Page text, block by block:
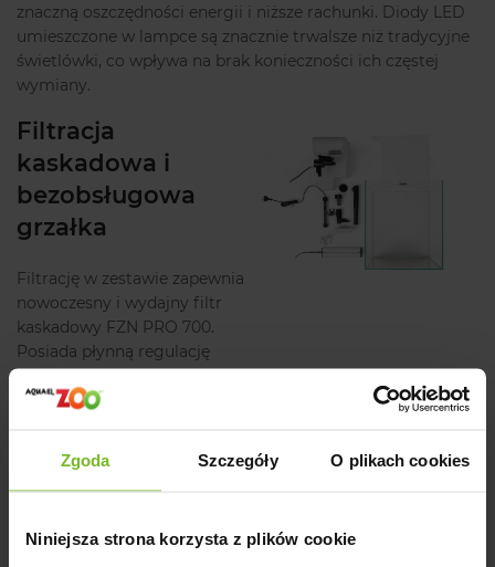
Zgoda Szczegóły O plikach cookies
Niniejsza strona korzysta z plików cookie
znaczną oszczędności energii i niższe rachunki. Diody LED
umieszczone w lampce są znacznie trwalsze niż tradycyjne
świetlówki, co wpływa na brak konieczności ich częstej
wymiany.
Filtracja
kaskadowa i
bezobsługowa
grzałka
Filtrację w zestawie zapewnia
nowoczesny i wydajny filtr
kaskadowy FZN PRO 700.
Posiada płynną regulację
wydajności, która umożliwia
dostosowanie intensywności
Montaż filtra nie nastręcza
wielu problemów – wystarczy
akwarium. Oczyszcza i